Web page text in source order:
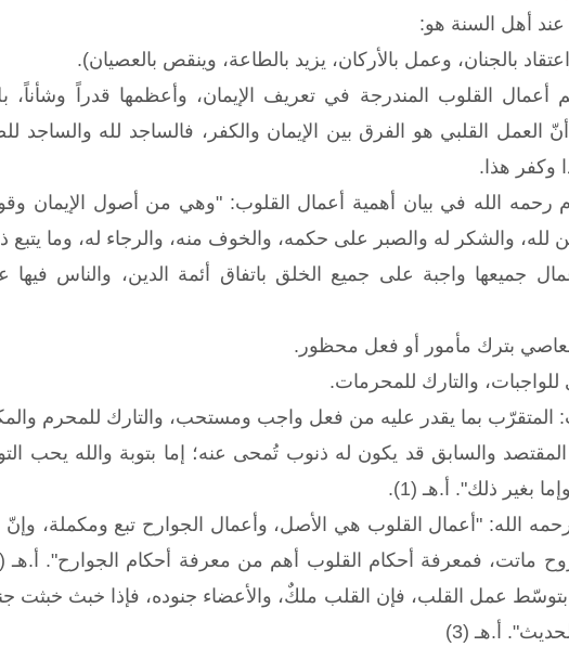
عند أهل السنة هو:
بالجنان، وعمل بالأركان، يزيد بالطاعة، وينقص بالعصيان).
أعمال القلوب المندرجة في تعريف الإيمان، وأعظمها قدراً
العمل القلبي هو الفرق بين الإيمان والكفر، فالساجد لله والساجد
وكفر هذا.
رحمه الله في بيان أهمية أعمال القلوب: "وهي من أصول الإيمان
لله، والشكر له والصبر على حكمه، والخوف منه، والرجاء له، وما يتبع
جميعها واجبة على جميع الخلق باتفاق أئمة الدين، والناس
بترك مأمور أو فعل محظور.
والتارك للمحرمات.
المتقرّب بما يقدر عليه من فعل واجب ومستحب، والتارك للمحرم
والسابق قد يكون له ذنوب تُمحى عنه؛ إما بتوبة والله يحب
بغير ذلك". أ.هـ (1).
الله: "أعمال القلوب هي الأصل، وأعمال الجوارح تبع ومكملة، وإنّ
بتوسّط عمل القلب، فإن القلب ملكٌ، والأعضاء جنوده، فإذا خبث خبثت
أ.هـ (3)